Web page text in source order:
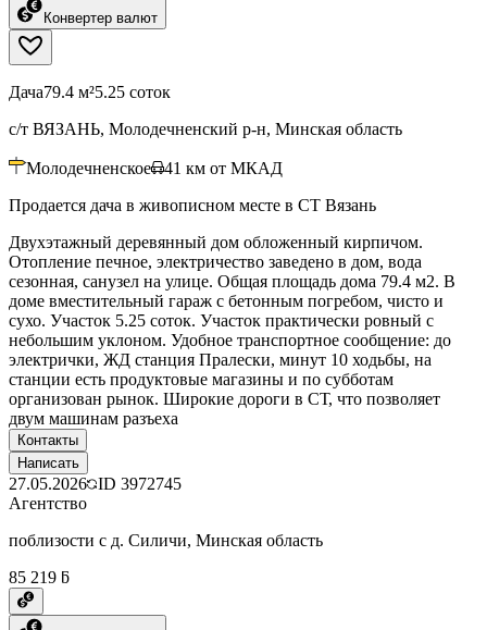
Конвертер валют
Дача79.4 м²5.25 соток
с/т ВЯЗАНЬ, Молодечненский р-н, Минская область
Молодечненское 41 км от МКАД
Продается дача в живописном месте в СТ Вязань
Двухэтажный деревянный дом обложенный кирпичом.
Отопление печное, электричество заведено в дом, вода
сезонная, санузел на улице. Общая площадь дома 79.4 м2. В
доме вместительный гараж с бетонным погребом, чисто и
сухо. Участок 5.25 соток. Участок практически ровный с
небольшим уклоном. Удобное транспортное сообщение: до
электрички, ЖД станция Пралески, минут 10 ходьбы, на
станции есть продуктовые магазины и по субботам
организован рынок. Широкие дороги в СТ, что позволяет
двум машинам разъеха
Контакты
Написать
27.05.2026 ID 3972745
Агентство
поблизости с д. Силичи, Минская область
85 219 ƃ